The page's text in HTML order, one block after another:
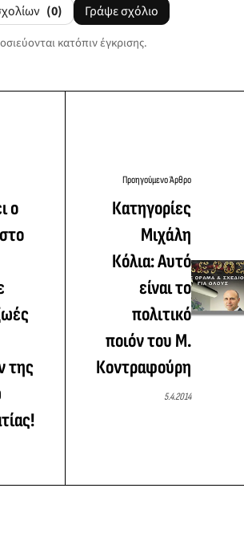
(0) Γράψε σχόλιο
κατόπιν έγκρισης.
ο
της
Προηγούμενο Άρθρο
Κατηγορίες
Μιχάλη
Κόλια: Αυτό
είναι το
πολιτικό
ποιόν του Μ.
Κοντραφούρη
5.4.2014